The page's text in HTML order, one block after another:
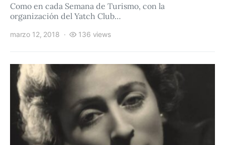
Como en cada Semana de Turismo, con la
organización del Yatch Club…
marzo 12, 2018 136 views